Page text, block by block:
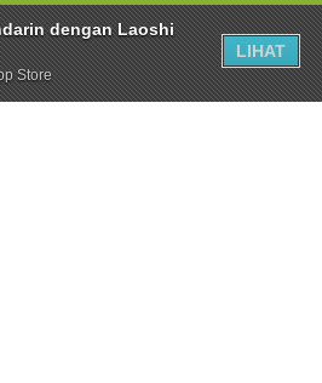
dengan Laoshi
Store
LIHAT